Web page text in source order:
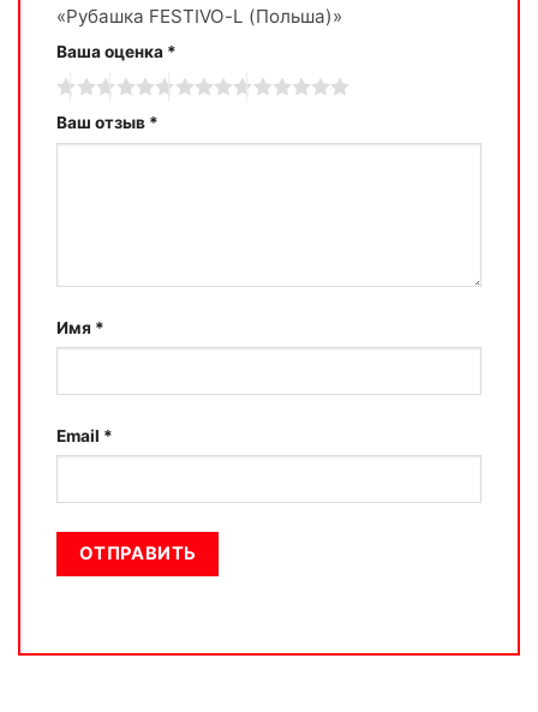
«Рубашка FESTIVO-L (Польша)»
Ваша оценка *
Ваш отзыв *
Имя *
Email *